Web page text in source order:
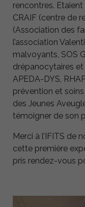
rencontres.
CRAIF (centre de
(Association des
l’association
malvoyants, SOS
drépanocytaires et
APEDA-DYS,
prévention et
des Jeunes
témoigner de son
Merci à l’IFITS de
cette première
pris rendez-vous